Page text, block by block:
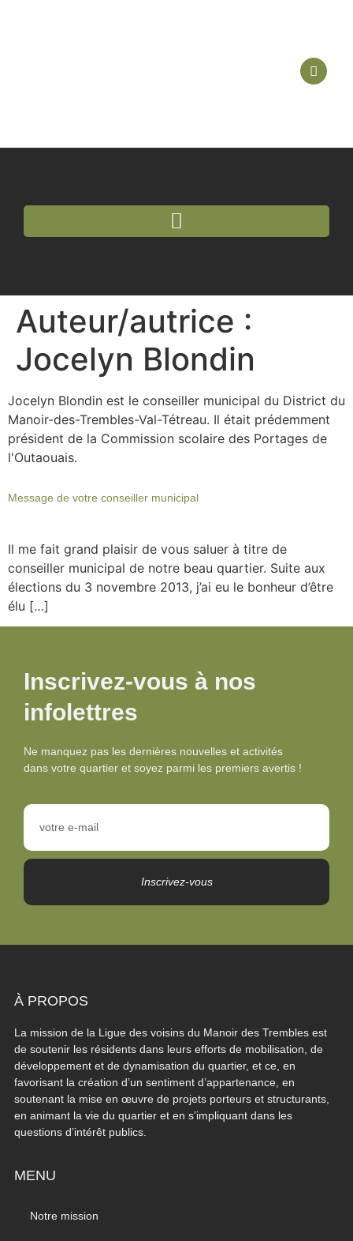
Auteur/autrice :
Jocelyn Blondin
Jocelyn Blondin est le conseiller municipal du District du
Manoir-des-Trembles-Val-Tétreau. Il était prédemment
président de la Commission scolaire des Portages de
l'Outaouais.
Message de votre conseiller municipal
Il me fait grand plaisir de vous saluer à titre de
conseiller municipal de notre beau quartier. Suite aux
élections du 3 novembre 2013, j’ai eu le bonheur d’être
élu […]
Inscrivez-vous à nos
infolettres
Ne manquez pas les dernières nouvelles et activités
dans votre quartier et soyez parmi les premiers avertis !
Inscrivez-vous
À PROPOS
La mission de la Ligue des voisins du Manoir des Trembles est
de soutenir les résidents dans leurs efforts de mobilisation, de
développement et de dynamisation du quartier, et ce, en
favorisant la création d’un sentiment d’appartenance, en
soutenant la mise en œuvre de projets porteurs et structurants,
en animant la vie du quartier et en s’impliquant dans les
questions d’intérêt publics.
MENU
Notre mission